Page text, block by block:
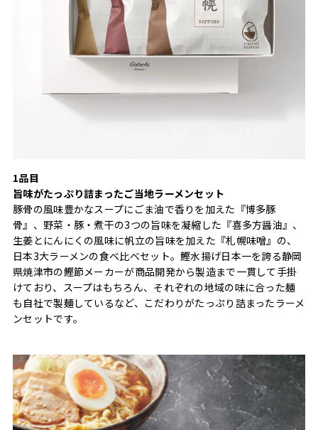
1品目
旨味がたっぷり詰まったご当地ラーメンセット
豚骨の風味豊かなスープにごま油で香りを加えた『博多豚
骨』、野菜・豚・煮干の3つの旨味を凝縮した『喜多方醤油』、
生姜とにんにくの風味に帆立の旨味を加えた『札幌味噌』の、
日本3大ラーメンの食べ比べセット。鰹水揚げ日本一を誇る静岡
県焼津市の鰹節メーカーが商品開発から製造まで一貫して手掛
けており、スープはもちろん、それぞれの地域の味に合った麺
も自社で製麺しているなど、こだわりがたっぷり詰まったラーメ
ンセットです。